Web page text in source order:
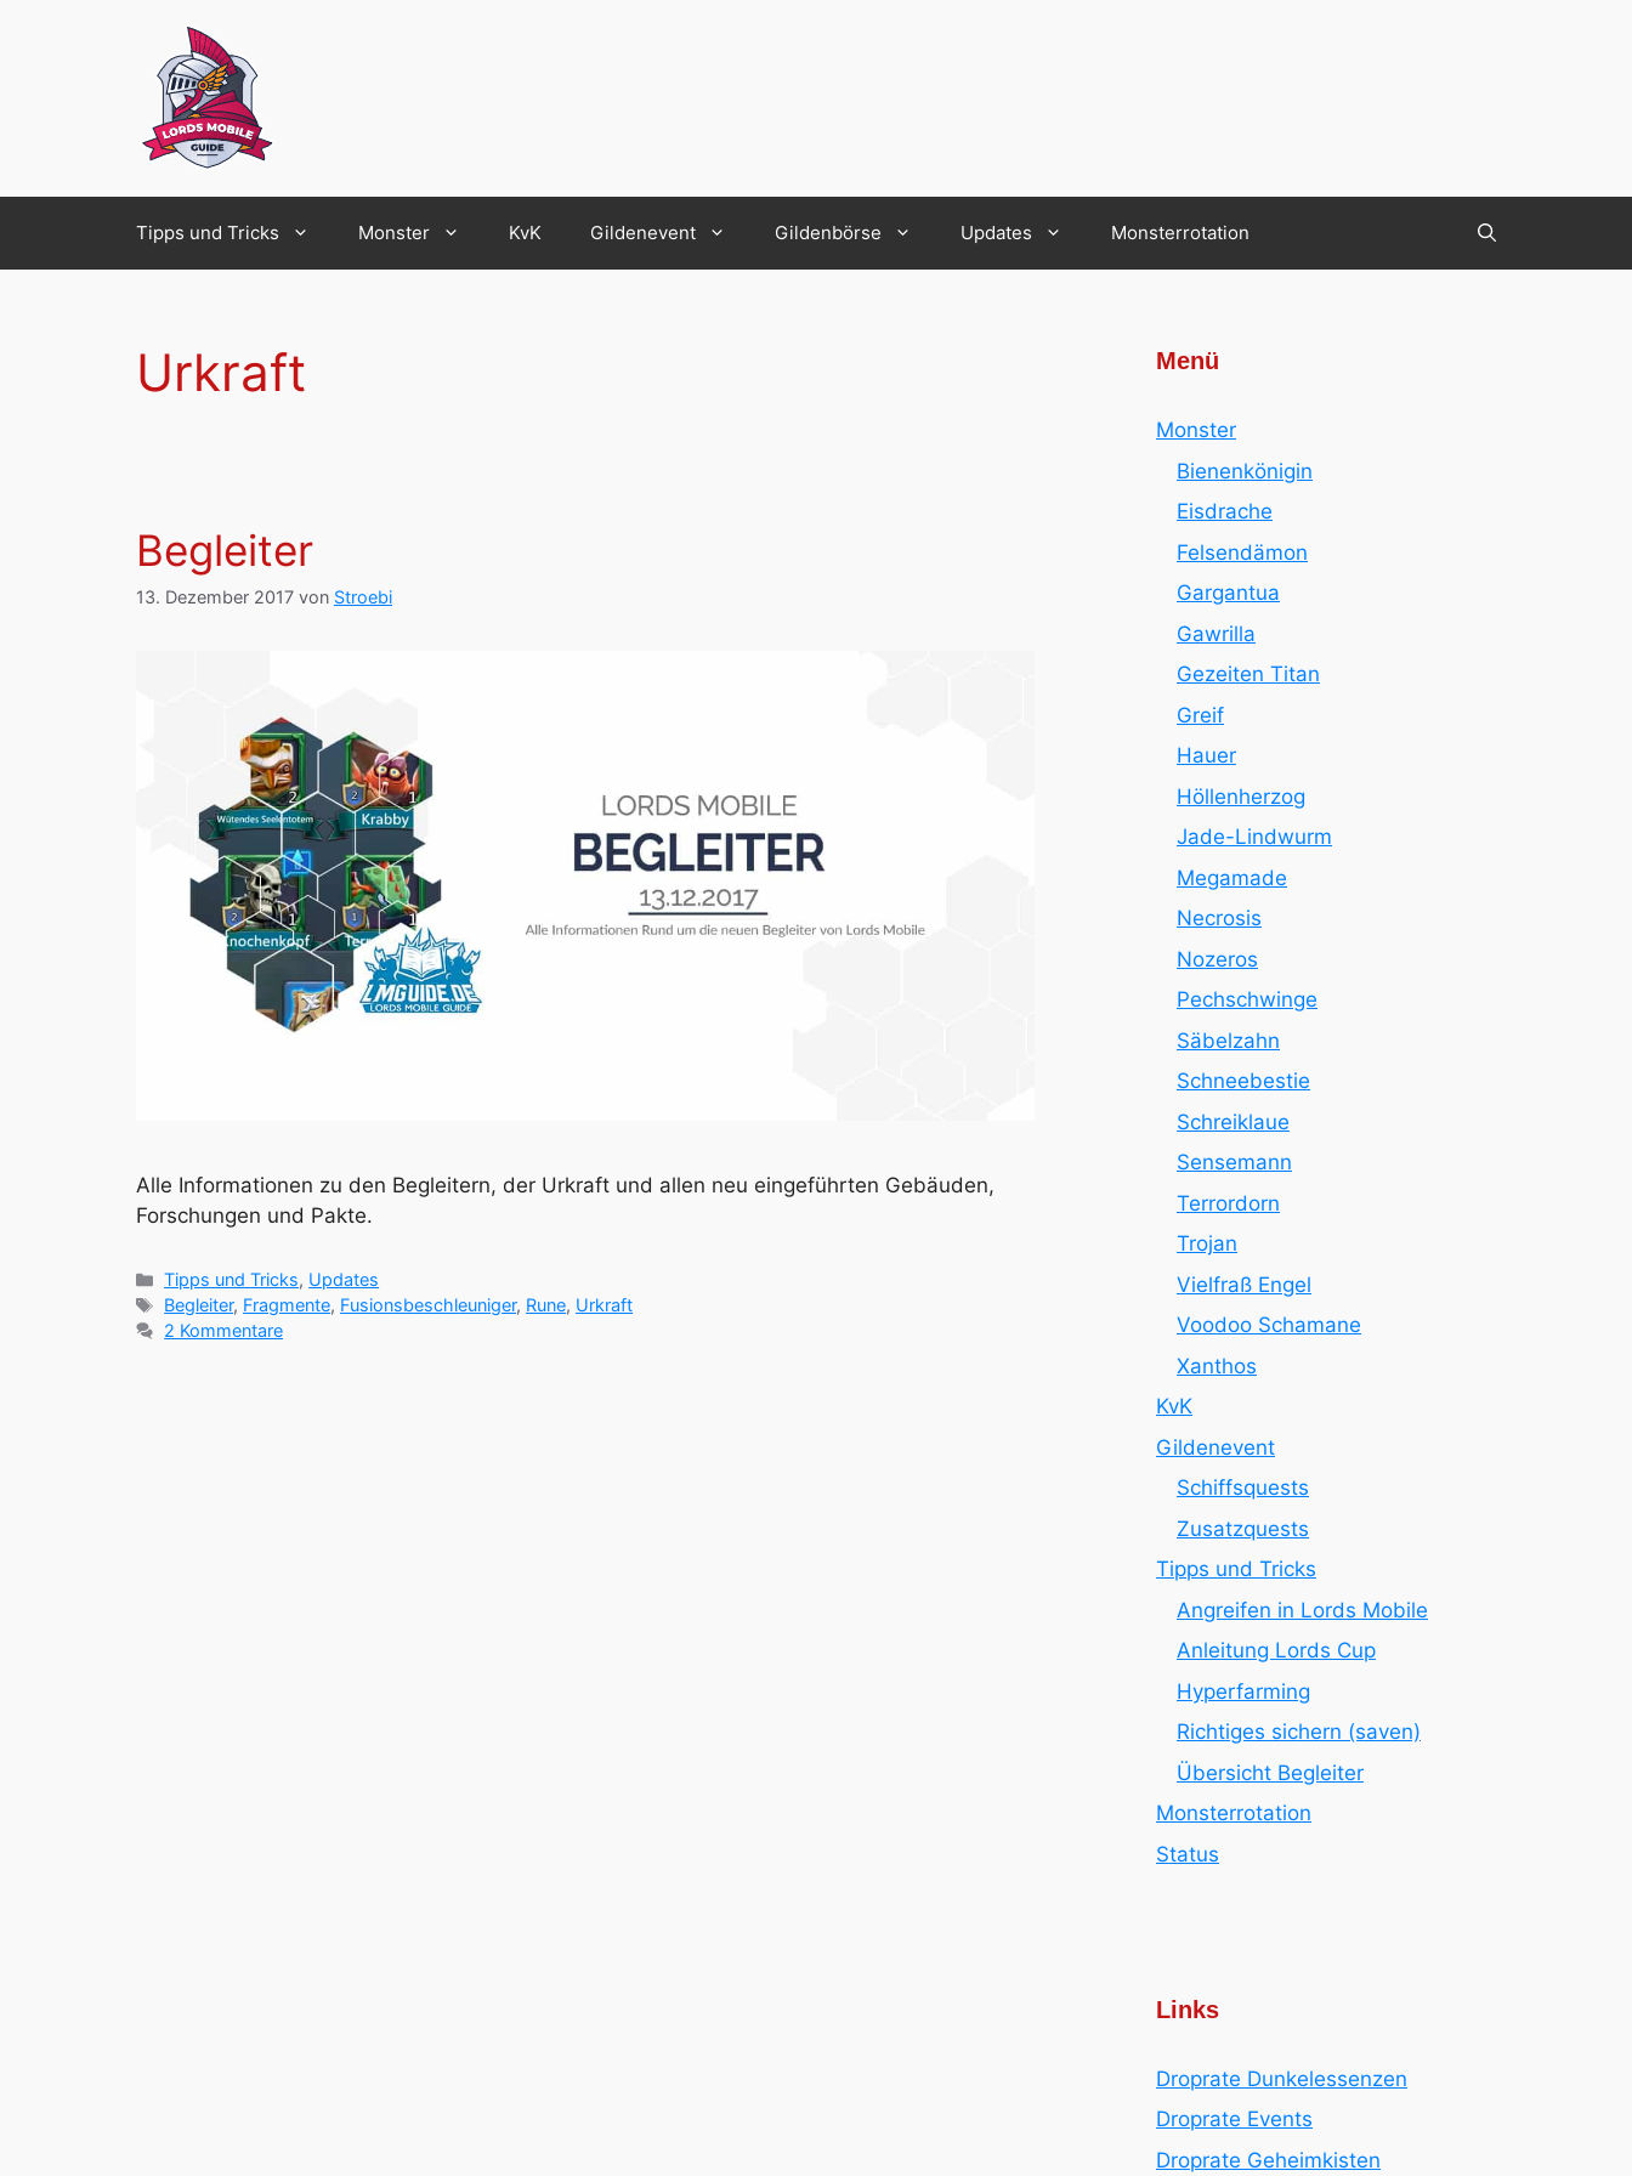
Tipps und Tricks Monster KvK Gildenevent Gildenbörse Updates Monsterrotation
Urkraft
Begleiter
13. Dezember 2017 von Stroebi
Alle Informationen zu den Begleitern, der Urkraft und allen neu eingeführten Gebäuden,
Forschungen und Pakte.
Kategorien
Tipps und Tricks, Updates
Schlagwörter
Begleiter, Fragmente, Fusionsbeschleuniger, Rune, Urkraft
2 Kommentare
Menü
Monster
Bienenkönigin
Eisdrache
Felsendämon
Gargantua
Gawrilla
Gezeiten Titan
Greif
Hauer
Höllenherzog
Jade-Lindwurm
Megamade
Necrosis
Nozeros
Pechschwinge
Säbelzahn
Schneebestie
Schreiklaue
Sensemann
Terrordorn
Trojan
Vielfraß Engel
Voodoo Schamane
Xanthos
KvK
Gildenevent
Schiffsquests
Zusatzquests
Tipps und Tricks
Angreifen in Lords Mobile
Anleitung Lords Cup
Hyperfarming
Richtiges sichern (saven)
Übersicht Begleiter
Monsterrotation
Status
Links
Droprate Dunkelessenzen
Droprate Events
Droprate Geheimkisten